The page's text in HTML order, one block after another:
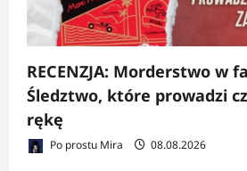
RECENZJA: Morderstwo w
Śledztwo, które prowadzi
rękę
Po prostu Mira 08.08.2026